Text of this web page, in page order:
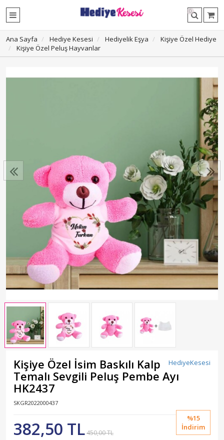
0
Ana Sayfa Hediye Kesesi Hediyelik Eşya
Kişiye Özel Hediye
Kişiye Özel Peluş Hayvanlar
HediyeKesesi
Kişiye Özel İsim Baskılı Kalp
Temalı Sevgili Peluş Pembe Ayı
HK2437
SKGR2022000437
%15
İndirim
382,50 TL450,00 TL